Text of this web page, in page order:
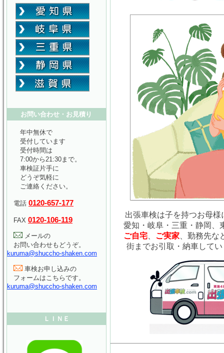
出張車検は子を持つお母様
愛知・岐阜・三重・静岡、
ご自宅
ご実家 、勤務先な
街までお引取・納車してい
お問い合わせ・お見積り
年中無休で
受付しています
受付時間は
7:00から21:30まで。
車検証片手に
どうぞ気軽に
ご連絡ください。
電話 0120-657-177
FAX 0120-106-119
メールの
お問い合わせもどうぞ。
kuruma@shuccho-shaken.com
車検お申し込みの
フォームはこちらです。
kuruma@shuccho-shaken.com
ＬＩＮＥ